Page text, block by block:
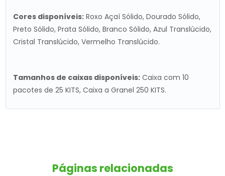
Cores disponíveis:Roxo Açaí Sólido, Dourado Sólido,
Preto Sólido, Prata Sólido, Branco Sólido, Azul Translúcido,
Cristal Translúcido, Vermelho Translúcido.
Tamanhos de caixas disponíveis:Caixa com 10
pacotes de 25 KITS, Caixa a Granel 250 KITS.
Páginas relacionadas